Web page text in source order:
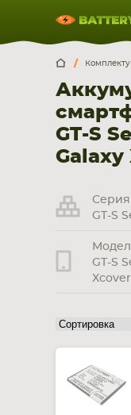
Москва
г. Москва, ул.
5 мин. ходьбы от
+7 495
Пн-Вс:
смартфона,
СМАРТФОНА
GT-S
Galaxy
Серия
GT-S
GT-S
Xcover